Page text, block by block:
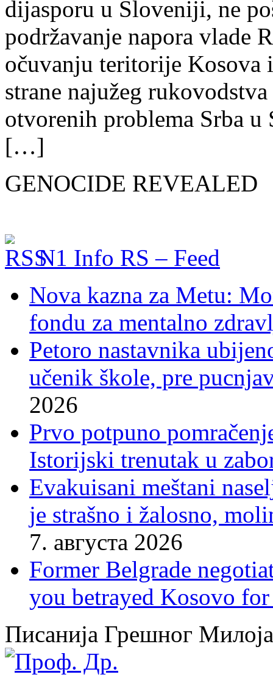
dijasporu u Sloveniji, ne
podržavanje napora vlade
očuvanju teritorije
strane najužeg
otvorenih problema Srba
[…]
GENOCIDE REVEALED
N1 Info RS – Feed
Nova kazna za Metu:
fondu za mentalno
Petoro nastavnika
učenik škole, pre
2026
Prvo potpuno
Istorijski trenutak u
Evakuisani meštani
je strašno i žalosno,
7. августа 2026
Former Belgrade
you betrayed Kosovo
Писанија Грешног Милоја